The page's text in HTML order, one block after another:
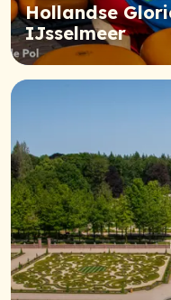
Hollandse
IJsselmeer